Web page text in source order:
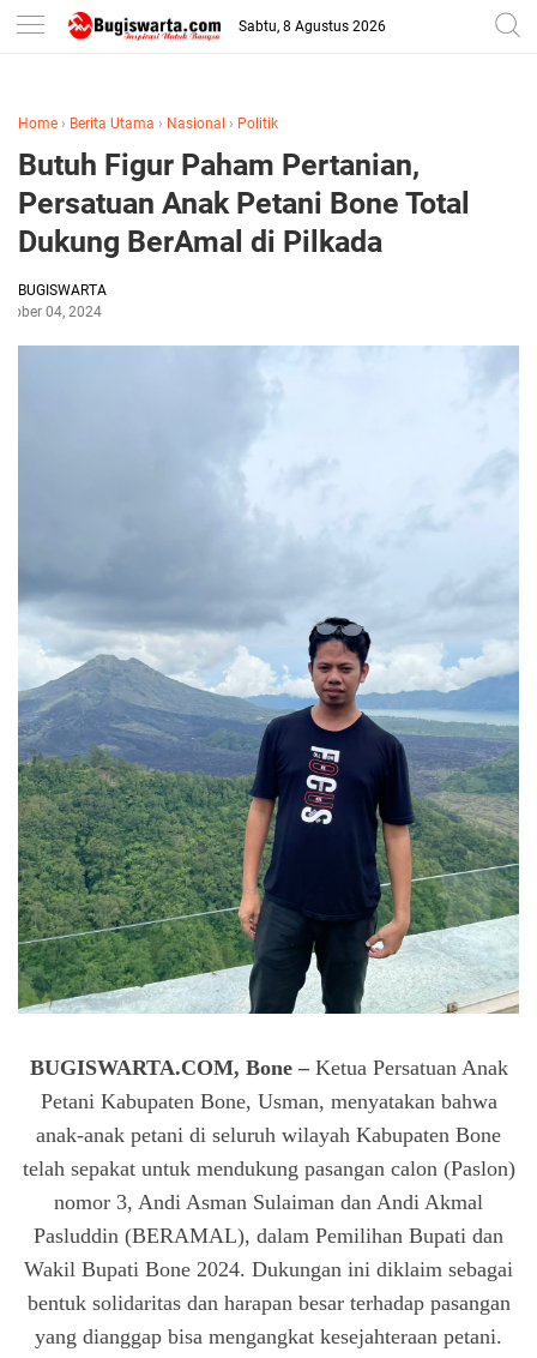
-->
Sabtu, 8 Agustus 2026
Home › Berita Utama › Nasional › Politik
Butuh Figur Paham Pertanian,
Persatuan Anak Petani Bone Total
Dukung BerAmal di Pilkada
BUGISWARTA
04, 2024
BUGISWARTA.COM, Bone – Ketua Persatuan Anak
Petani Kabupaten Bone, Usman, menyatakan bahwa
anak-anak petani di seluruh wilayah Kabupaten Bone
telah sepakat untuk mendukung pasangan calon (Paslon)
nomor 3, Andi Asman Sulaiman dan Andi Akmal
Pasluddin (BERAMAL), dalam Pemilihan Bupati dan
Wakil Bupati Bone 2024. Dukungan ini diklaim sebagai
bentuk solidaritas dan harapan besar terhadap pasangan
yang dianggap bisa mengangkat kesejahteraan petani.